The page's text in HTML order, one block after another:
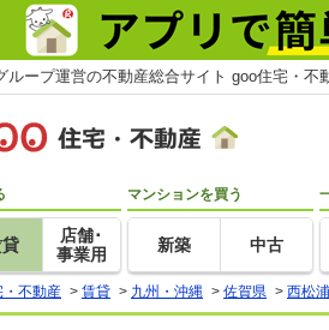
ループ運営の不動産総合サイト goo住宅・不
店舗･
事業用
マンションを買う
新築 中古
・不動産 > 賃貸 > 九州・沖縄 > 佐賀県 > 西松